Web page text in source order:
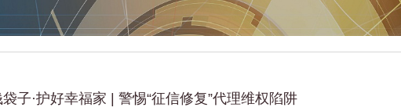
子·护好幸福家 | 警惕“征信修复”代理维权陷阱